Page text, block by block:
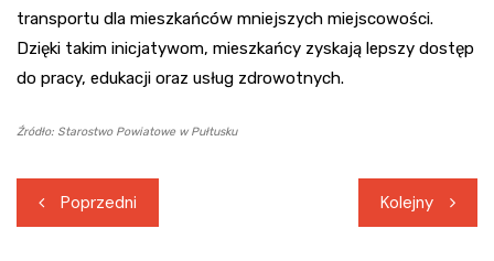
transportu dla mieszkańców mniejszych miejscowości.
Dzięki takim inicjatywom, mieszkańcy zyskają lepszy dostęp
do pracy, edukacji oraz usług zdrowotnych.
Źródło: Starostwo Powiatowe w Pułtusku
Nawigacja
wpisu
Poprzedni Kolejny